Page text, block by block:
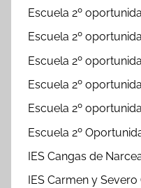
Escuela 2º
Escuela 2º
Escuela 2º
Escuela 2º
Escuela 2º
Escuela 2º
IES Cangas de
IES Carmen y